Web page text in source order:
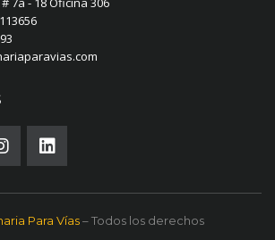
Para Vías– Todos los derechos